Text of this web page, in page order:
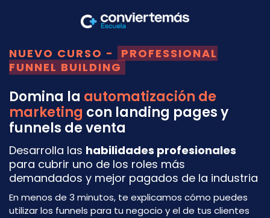
NUEVO CURSO -
PROFESSIONAL
FUNNEL BUILDING
Domina la automatización de
marketing con landing pages y
funnels de venta
Desarrolla las habilidades profesionales
para cubrir uno de los roles más
demandados y mejor pagados de la industria
En menos de 3 minutos, te explicamos cómo puedes
utilizar los funnels para tu negocio y el de tus clientes